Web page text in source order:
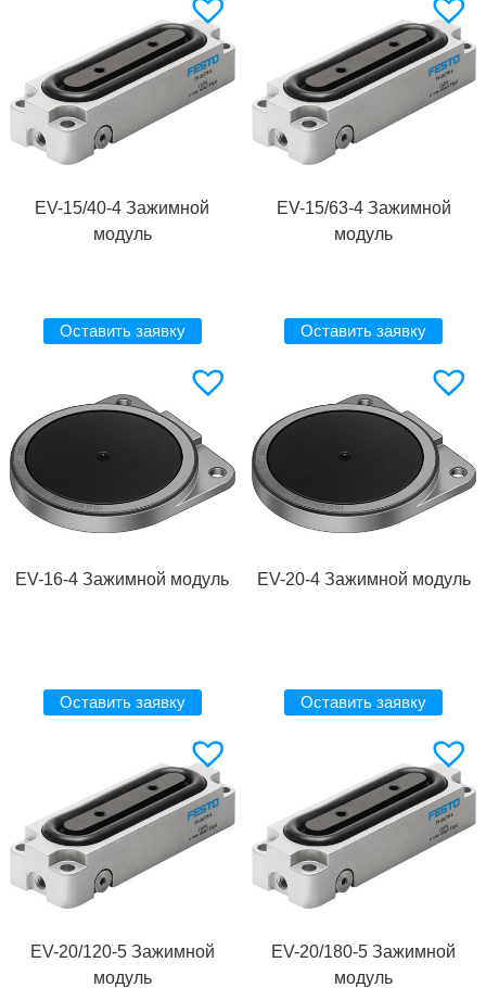
EV-15/40-4 Зажимной
модуль
Оставить заявку
EV-15/63-4 Зажимной
модуль
Оставить заявку
EV-16-4 Зажимной модуль
Оставить заявку
EV-20-4 Зажимной модуль
Оставить заявку
EV-20/120-5 Зажимной
модуль
EV-20/180-5 Зажимной
модуль